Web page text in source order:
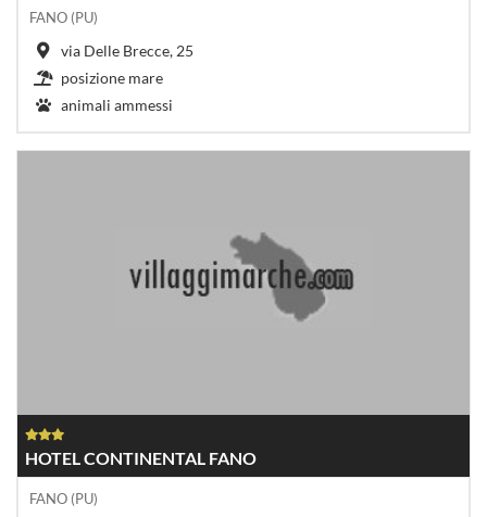
FANO (PU)
via Delle Brecce, 25
posizione mare
animali ammessi
HOTEL CONTINENTAL FANO
FANO (PU)